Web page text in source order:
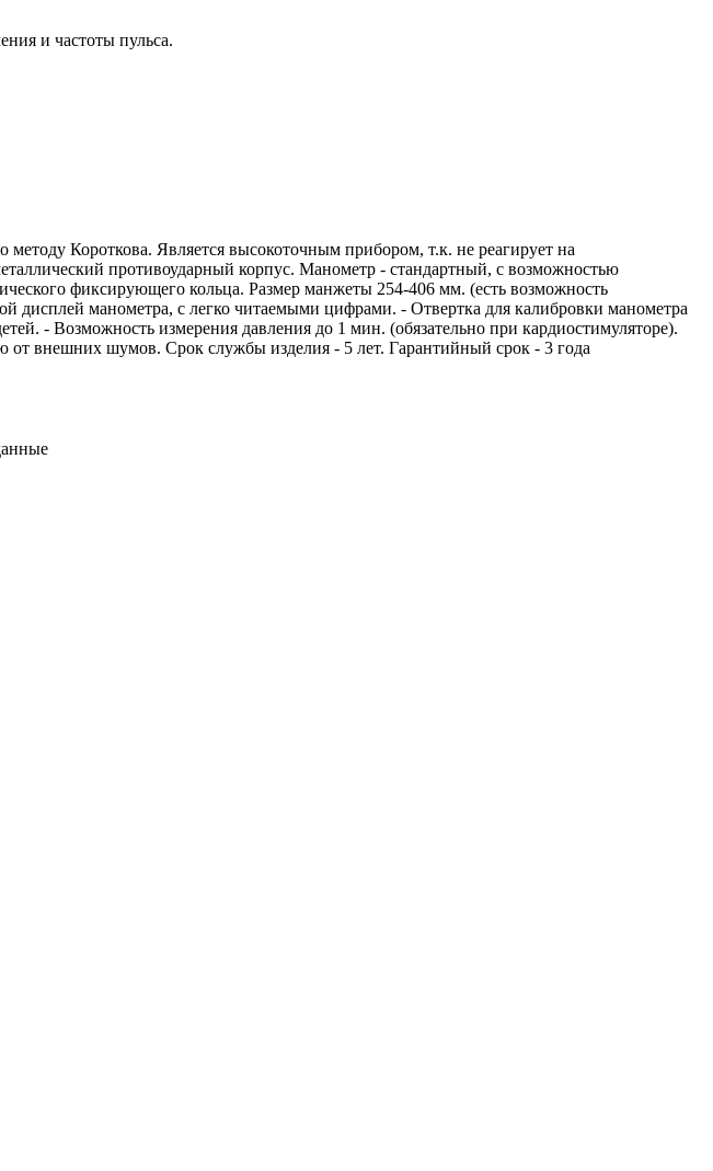
и частоты пульса.
Короткова. Является высокоточным прибором, т.к. не реагирует на
противоударный корпус. Манометр - стандартный, с возможностью
фиксирующего кольца. Размер манжеты 254-406 мм. (есть возможность
дисплей манометра, с легко читаемыми цифрами. - Отвертка для калибровки манометра
- Возможность измерения давления до 1 мин. (обязательно при кардиостимуляторе).
от внешних шумов. Срок службы изделия - 5 лет. Гарантийный срок - 3 года